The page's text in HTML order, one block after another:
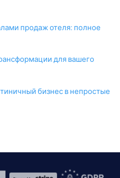
продаж отеля: полное
для вашего
бизнес в непростые